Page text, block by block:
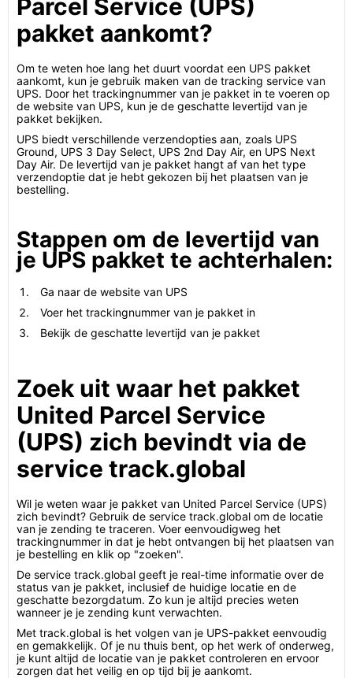
Parcel Service (UPS)
pakket aankomt?
Om te weten hoe lang het duurt voordat een UPS pakket
aankomt, kun je gebruik maken van de tracking service van
UPS. Door het trackingnummer van je pakket in te voeren op
de website van UPS, kun je de geschatte levertijd van je
pakket bekijken.
UPS biedt verschillende verzendopties aan, zoals UPS
Ground, UPS 3 Day Select, UPS 2nd Day Air, en UPS Next
Day Air. De levertijd van je pakket hangt af van het type
verzendoptie dat je hebt gekozen bij het plaatsen van je
bestelling.
Stappen om de levertijd van
je UPS pakket te achterhalen:
Ga naar de website van UPS
Voer het trackingnummer van je pakket in
Bekijk de geschatte levertijd van je pakket
Zoek uit waar het pakket
United Parcel Service
(UPS) zich bevindt via de
service track.global
Wil je weten waar je pakket van United Parcel Service (UPS)
zich bevindt? Gebruik de service track.global om de locatie
van je zending te traceren. Voer eenvoudigweg het
trackingnummer in dat je hebt ontvangen bij het plaatsen van
je bestelling en klik op "zoeken".
De service track.global geeft je real-time informatie over de
status van je pakket, inclusief de huidige locatie en de
geschatte bezorgdatum. Zo kun je altijd precies weten
wanneer je je zending kunt verwachten.
Met track.global is het volgen van je UPS-pakket eenvoudig
en gemakkelijk. Of je nu thuis bent, op het werk of onderweg,
je kunt altijd de locatie van je pakket controleren en ervoor
zorgen dat het veilig en op tijd bij je aankomt.